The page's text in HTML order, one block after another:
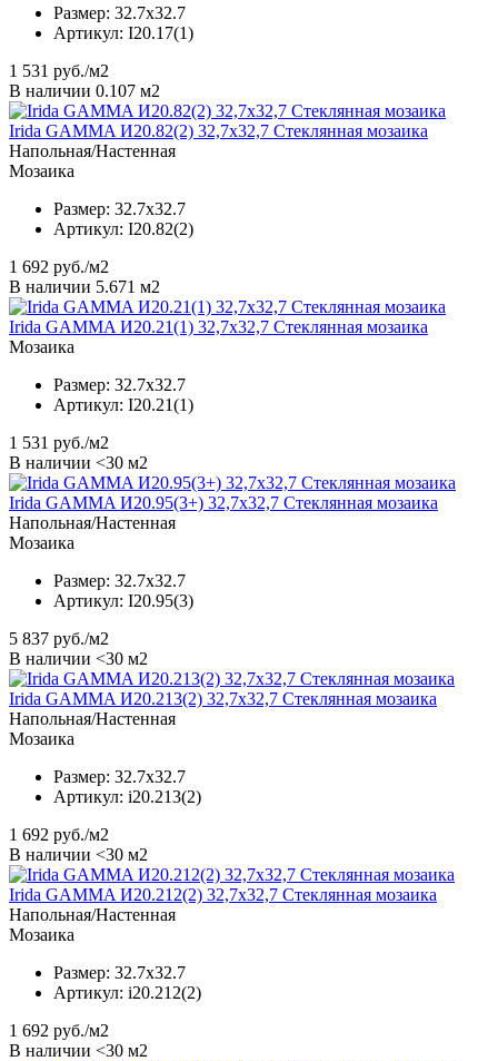
Размер: 32.7x32.7
Артикул: I20.17(1)
1 531 руб./м2
В наличии 0.107 м2
Irida GAMMA И20.82(2) 32,7x32,7 Стеклянная мозаика
Напольная/Настенная
Мозаика
Размер: 32.7x32.7
Артикул: I20.82(2)
1 692 руб./м2
В наличии 5.671 м2
Irida GAMMA И20.21(1) 32,7x32,7 Стеклянная мозаика
Мозаика
Размер: 32.7x32.7
Артикул: I20.21(1)
1 531 руб./м2
В наличии <30 м2
Irida GAMMA И20.95(3+) 32,7x32,7 Стеклянная мозаика
Напольная/Настенная
Мозаика
Размер: 32.7x32.7
Артикул: I20.95(3)
5 837 руб./м2
В наличии <30 м2
Irida GAMMA И20.213(2) 32,7x32,7 Стеклянная мозаика
Напольная/Настенная
Мозаика
Размер: 32.7x32.7
Артикул: i20.213(2)
1 692 руб./м2
В наличии <30 м2
Irida GAMMA И20.212(2) 32,7x32,7 Стеклянная мозаика
Напольная/Настенная
Мозаика
Размер: 32.7x32.7
Артикул: i20.212(2)
1 692 руб./м2
В наличии <30 м2